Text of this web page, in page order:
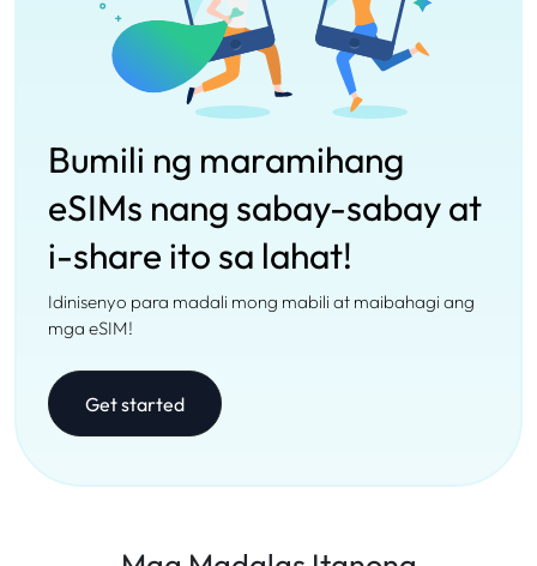
Bumili ng maramihang
eSIMs nang sabay-sabay at
i-share ito sa lahat!
Idinisenyo para madali mong mabili at maibahagi ang
mga eSIM!
Get started